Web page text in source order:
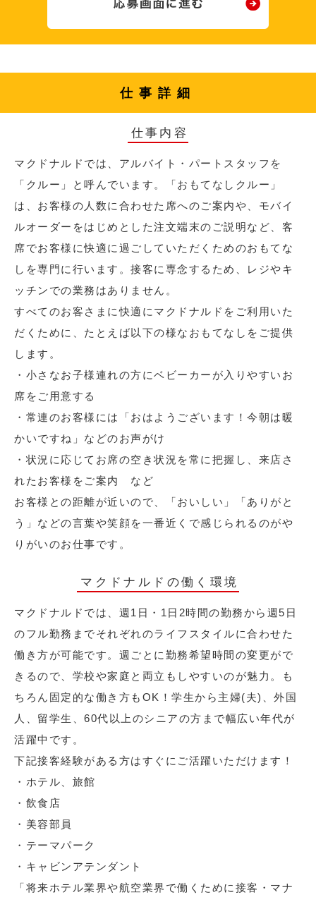
仕事詳細
仕事内容
マクドナルドでは、アルバイト・パートスタッフを
「クルー」と呼んでいます。「おもてなしクルー」
は、お客様の人数に合わせた席へのご案内や、モバイ
ルオーダーをはじめとした注文端末のご説明など、客
席でお客様に快適に過ごしていただくためのおもてな
しを専門に行います。接客に専念するため、レジやキ
ッチンでの業務はありません。
すべてのお客さまに快適にマクドナルドをご利用いた
だくために、たとえば以下の様なおもてなしをご提供
します。
・小さなお子様連れの方にベビーカーが入りやすいお
席をご用意する
・常連のお客様には「おはようございます！今朝は暖
かいですね」などのお声がけ
・状況に応じてお席の空き状況を常に把握し、来店さ
れたお客様をご案内 など
お客様との距離が近いので、「おいしい」「ありがと
う」などの言葉や笑顔を一番近くで感じられるのがや
りがいのお仕事です。
マクドナルドの働く環境
マクドナルドでは、週1日・1日2時間の勤務から週5日
のフル勤務までそれぞれのライフスタイルに合わせた
働き方が可能です。週ごとに勤務希望時間の変更がで
きるので、学校や家庭と両立もしやすいのが魅力。も
ちろん固定的な働き方もOK！学生から主婦(夫)、外国
人、留学生、60代以上のシニアの方まで幅広い年代が
活躍中です。
下記接客経験がある方はすぐにご活躍いただけます！
・ホテル、旅館
・飲食店
・美容部員
・テーマパーク
・キャビンアテンダント
「将来ホテル業界や航空業界で働くために接客・マナ